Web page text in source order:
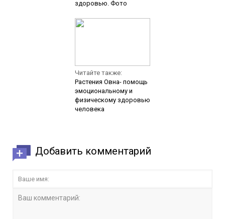
здоровью. Фото
Читайте также:
Растения Овна- помощь
эмоциональному и
физическому здоровью
человека
Добавить комментарий